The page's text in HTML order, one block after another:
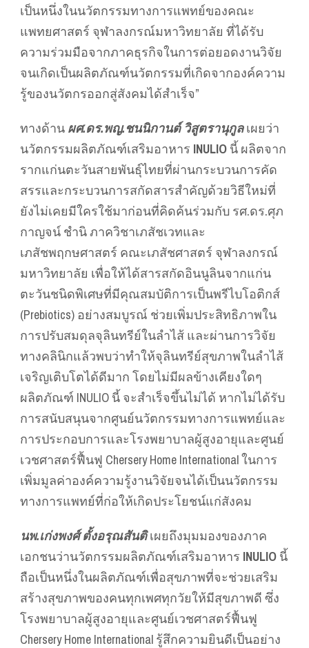
เป็นหนึ่งในนวัตกรรมทางการแพทย์ของคณะ
แพทยศาสตร์ จุฬาลงกรณ์มหาวิทยาลัย ที่ได้รับ
ความร่วมมือจากภาคธุรกิจในการต่อยอดงานวิจัย
จนเกิดเป็นผลิตภัณฑ์นวัตกรรมที่เกิดจากองค์ความ
รู้ของนวัตกรออกสู่สังคมได้สำเร็จ”
ทางด้าน ผศ.ดร.พญ.ชนนิกานต์ วิสูตรานุกูลเผยว่า
นวัตกรรมผลิตภัณฑ์เสริมอาหาร INULIO นี้ ผลิตจาก
รากแก่นตะวันสายพันธุ์ไทยที่ผ่านกระบวนการคัด
สรรและกระบวนการสกัดสารสำคัญด้วยวิธีใหม่ที่
ยังไม่เคยมีใครใช้มาก่อนที่คิดค้นร่วมกับ รศ.ดร.ศุภ
กาญจน์ ชำนิ ภาควิชาเภสัชเวทและ
เภสัชพฤกษศาสตร์ คณะเภสัชศาสตร์ จุฬาลงกรณ์
มหาวิทยาลัย เพื่อให้ได้สารสกัดอินนูลินจากแก่น
ตะวันชนิดพิเศษที่มีคุณสมบัติการเป็นพรีไบโอติกส์
(Prebiotics) อย่างสมบูรณ์ ช่วยเพิ่มประสิทธิภาพใน
การปรับสมดุลจุลินทรีย์ในลำไส้ และผ่านการวิจัย
ทางคลินิกแล้วพบว่าทำให้จุลินทรีย์สุขภาพในลำไส้
เจริญเติบโตได้ดีมาก โดยไม่มีผลข้างเคียงใดๆ
ผลิตภัณฑ์ INULIO นี้ จะสำเร็จขึ้นไม่ได้ หากไม่ได้รับ
การสนับสนุนจากศูนย์นวัตกรรมทางการแพทย์และ
การประกอบการและโรงพยาบาลผู้สูงอายุและศูนย์
เวชศาสตร์ฟื้นฟู Chersery Home International ในการ
เพิ่มมูลค่าองค์ความรู้งานวิจัยจนได้เป็นนวัตกรรม
ทางการแพทย์ที่ก่อให้เกิดประโยชน์แก่สังคม
นพ.เก่งพงศ์ ตั้งอรุณสันติเผยถึงมุมมองของภาค
เอกชนว่านวัตกรรมผลิตภัณฑ์เสริมอาหาร INULIO นี้
ถือเป็นหนึ่งในผลิตภัณฑ์เพื่อสุขภาพที่จะช่วยเสริม
สร้างสุขภาพของคนทุกเพศทุกวัยให้มีสุขภาพดี ซึ่ง
โรงพยาบาลผู้สูงอายุและศูนย์เวชศาสตร์ฟื้นฟู
Chersery Home International รู้สึกความยินดีเป็นอย่าง